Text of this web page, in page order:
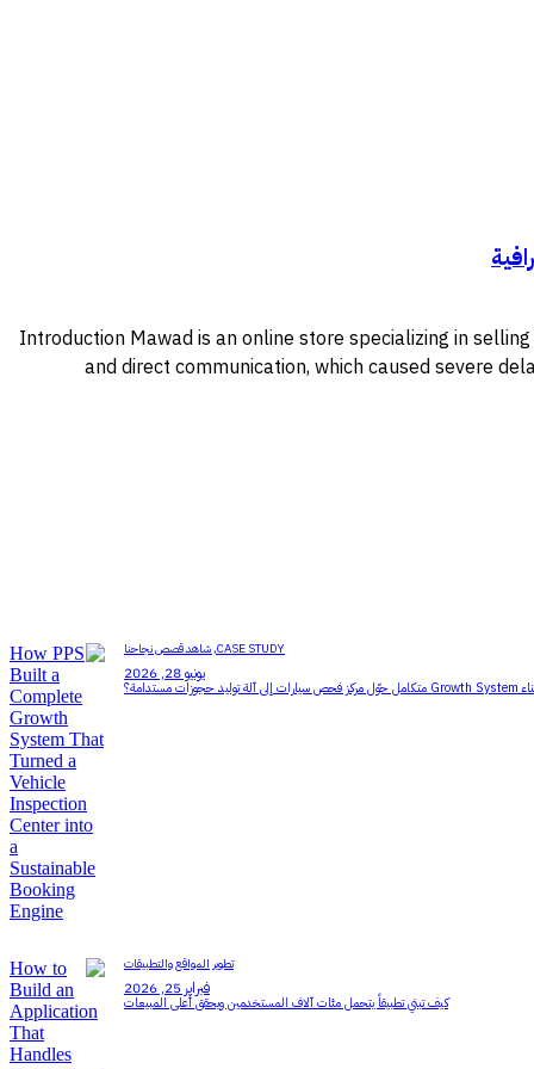
Introduction Mawad is an online store specializing in
and direct communication, which caused severe
CASE STUDY, شاهد قصص نجاحنا
يونيو 28, 2026
تطوير المواقع والتطبيقات
فبراير 25, 2026
كيف تبني تطبيقاً يتحمل مئات آلاف المستخدمين ويحقق أعلى المبيعات